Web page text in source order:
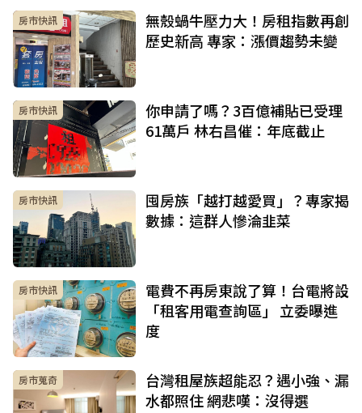
房市快訊
無殼蝸牛壓力大！房租指數再創
歷史新高 專家：漲價趨勢未變
房市快訊
你申請了嗎？3百億補貼已受理
61萬戶 林右昌催：年底截止
房市快訊
囤房族「越打越愛買」？專家揭
數據：這群人慘淪韭菜
房市快訊
電費不再房東說了算！台電將設
「租客用電查詢區」 立委曝進
度
房市蒐奇
台灣租屋族超能忍？遇小強、漏
水都照住 網悲嘆：沒得選